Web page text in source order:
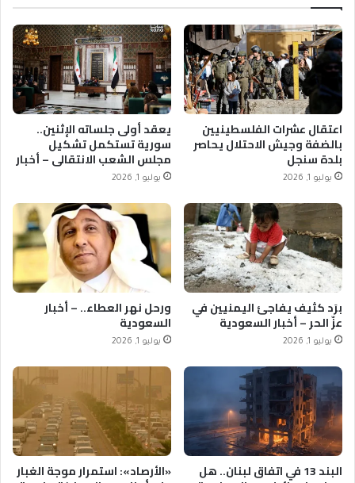
اعتقال عشرات الفلسطينيين
بالضفة وجيش الاحتلال يحاصر
بلدة سنجل
يوليو 1, 2026
يعقد أولى جلساته الإثنين..
سورية تستكمل تشكيل
مجلس الشعب الانتقالي – أخبار
السعودية
يوليو 1, 2026
برَد كثيف يفاجئ اليمنيين في
عزّ الحر – أخبار السعودية
يوليو 1, 2026
ورحل نهر العطاء.. – أخبار
السعودية
يوليو 1, 2026
البند 13 في اتفاق لبنان.. هل «الأرصاد»: استمرار موجة الغبار